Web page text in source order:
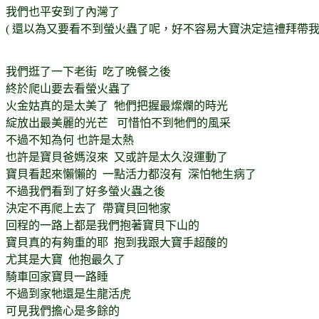
我們也平安到了內灣了
( 還以為又要看不到螢火蟲了呢，好不容易大寶決定這禮拜帶
我們逛了一下老街 吃了晚餐之後
終於爬山要去看螢火蟲了
火金姑真的是太美了 牠們把握最燦爛的時光
綻放出最美麗的光芒 可惜怕不到牠們的風采
不過不知為何 也許是太熱
也許是寶貝爸媽沒來 又或許是太久沒運動了
寶貝看起來懶懶的 一點活力都沒有 深怕牠生病了
不過我們看到了好多螢火蟲之後
決定不再爬上去了 帶寶貝回牠家
回程的一路上都是我們抱著寶貝下山的
寶貝真的有夠重的耶 抱到我跟大寶手超酸的
尤其是大寶 他抱最久了
騎車回家寶貝一路睡
不過到家牠還是生龍活虎
可見我們擔心是多餘的